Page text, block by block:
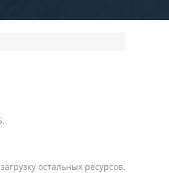
остальных ресурсов.